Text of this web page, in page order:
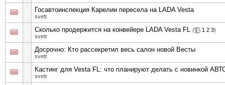
Госавтоинспекция Карелии пересела на LADA Vesta
svett
Сколько продержится на конвейере LADA Vesta FL ( 1 2 3)
svett
Досрочно: Кто рассекретил весь салон новой Весты
svett
Кастинг для Vesta FL: что планируют делать с новинкой
svett